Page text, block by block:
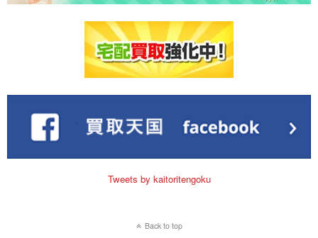
Tweets by kaitoritengoku
Back to top